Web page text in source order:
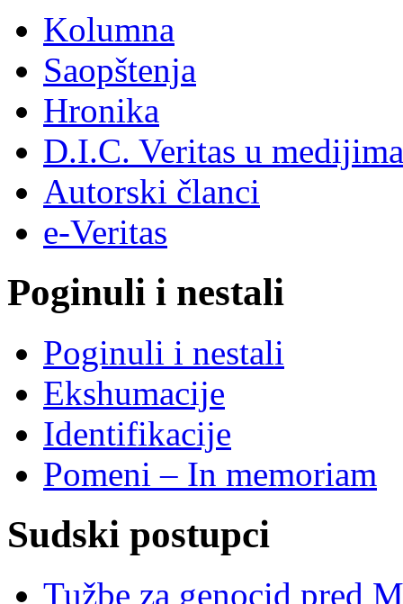
Kolumna
Saopštenja
Hronika
D.I.C. Veritas u medijima
Autorski članci
e-Veritas
Poginuli i nestali
Poginuli i nestali
Ekshumacije
Identifikacije
Pomeni – In memoriam
Sudski postupci
Tužbe za genocid pred